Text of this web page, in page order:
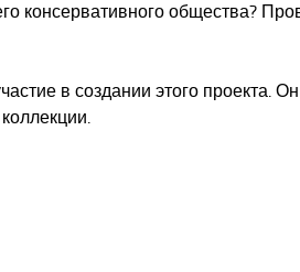
консервативного общества?
в создании этого проекта.